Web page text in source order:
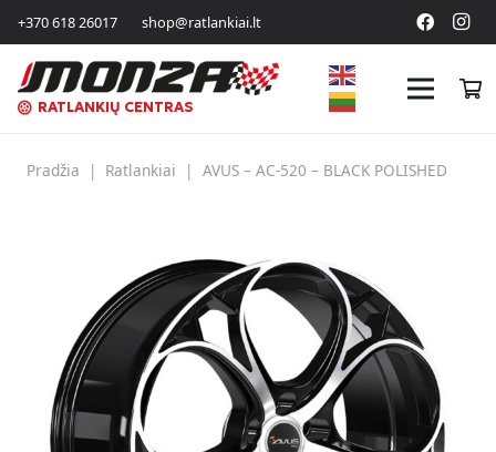
+370 618 26017 shop@ratlankiai.lt
RATLANKIŲ CENTRAS
Pradžia | Ratlankiai | AVUS – AC-520 – BLACK POLISHED